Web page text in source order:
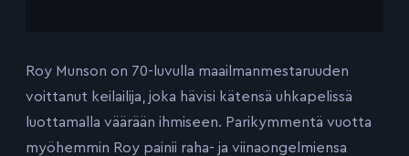
Roy Munson on 70-luvulla maailmanmestaruuden
voittanut keilailija, joka hävisi kätensä uhkapelissä
luottamalla väärään ihmiseen. Parikymmentä vuotta
myöhemmin Roy painii raha- ja viinaongelmiensa